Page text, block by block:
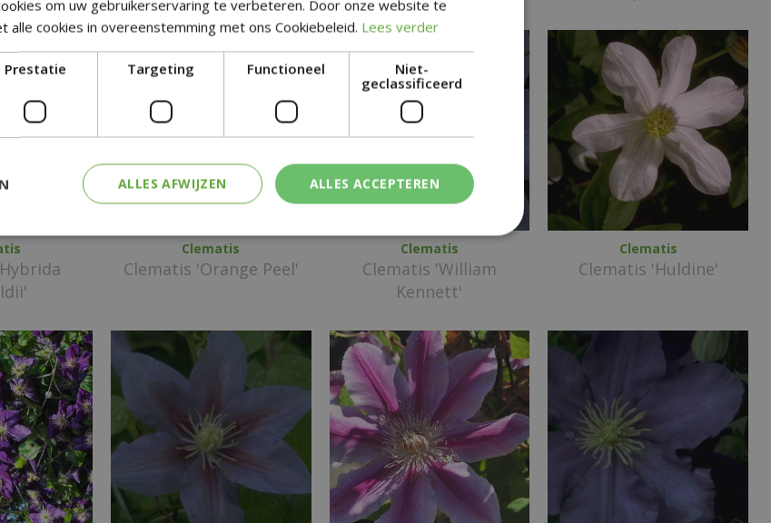
Clematis
Clematis 'Orange Peel'
Clematis
Clematis 'William
Kennett'
Clematis
Clematis 'Huldine'
om uw gebruikerservaring te verbeteren. Door onze website te
alle cookies in overeenstemming met ons Cookiebeleid. Lees verder
Prestatie Targeting Functioneel
Niet-
geclassificeerd
ALLES ACCEPTEREN
ALLES AFWIJZEN